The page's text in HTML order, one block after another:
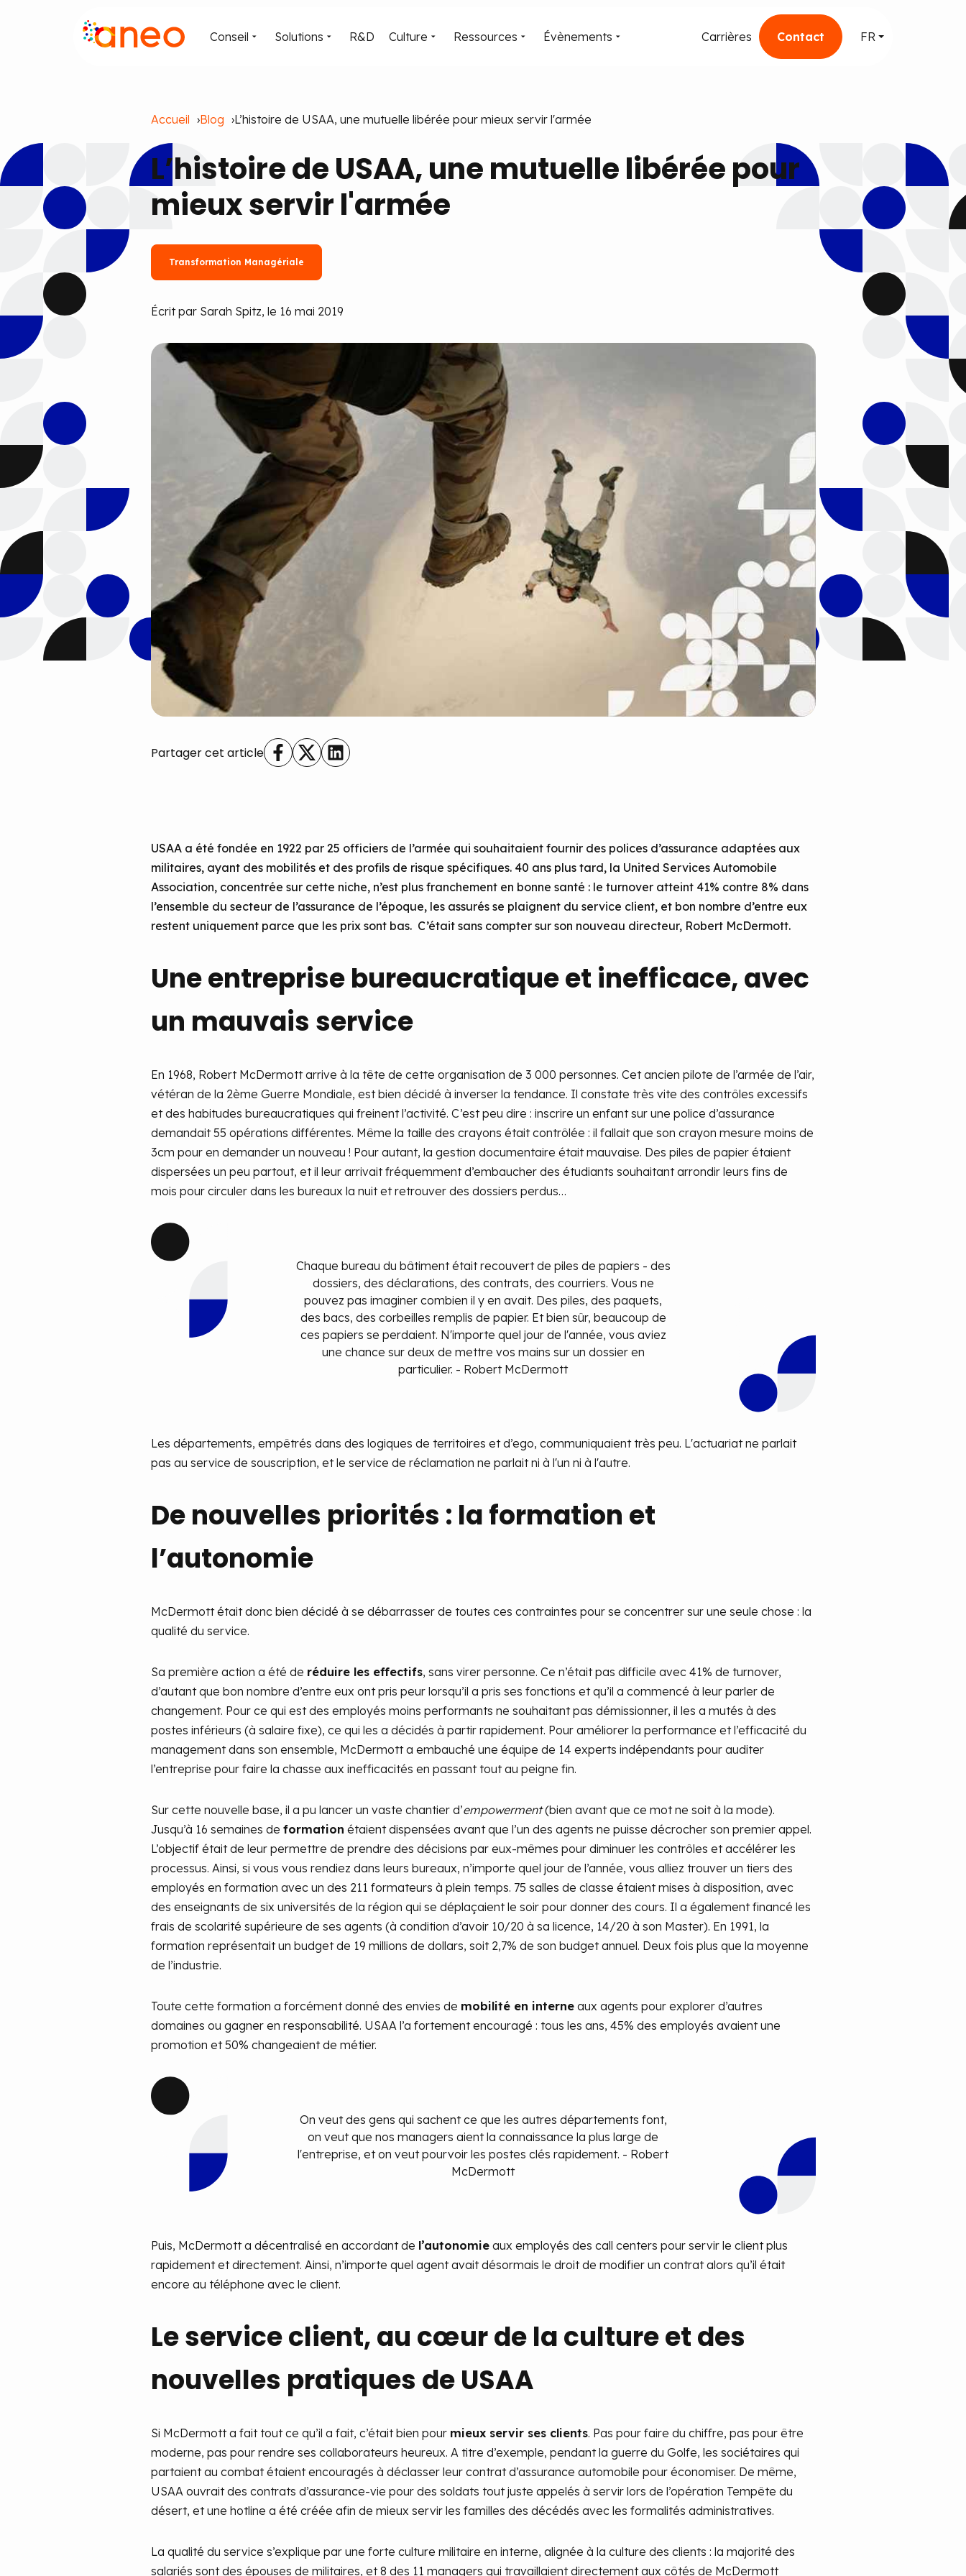
Conseil Solutions R&D Culture Ressources Évènements Carrières Contact FR
Accueil Blog L’histoire de USAA, une mutuelle libérée pour mieux servir l'armée
L’histoire de USAA, une mutuelle libérée pour
mieux servir l'armée
Transformation Managériale
Écrit par Sarah Spitz, le 16 mai 2019
Partager cet article
USAA a été fondée en 1922 par 25 officiers de l’armée qui souhaitaient fournir des polices d’assurance adaptées aux
militaires, ayant des mobilités et des profils de risque spécifiques. 40 ans plus tard, la United Services Automobile
Association, concentrée sur cette niche, n’est plus franchement en bonne santé : le turnover atteint 41% contre 8% dans
l’ensemble du secteur de l’assurance de l’époque, les assurés se plaignent du service client, et bon nombre d’entre eux
restent uniquement parce que les prix sont bas. C’était sans compter sur son nouveau directeur, Robert McDermott.
Une entreprise bureaucratique et inefficace, avec
un mauvais service
En 1968, Robert McDermott arrive à la tête de cette organisation de 3 000 personnes. Cet ancien pilote de l’armée de l’air,
vétéran de la 2ème Guerre Mondiale, est bien décidé à inverser la tendance. Il constate très vite des contrôles excessifs
et des habitudes bureaucratiques qui freinent l’activité. C’est peu dire : inscrire un enfant sur une police d’assurance
demandait 55 opérations différentes. Même la taille des crayons était contrôlée : il fallait que son crayon mesure moins de
3cm pour en demander un nouveau ! Pour autant, la gestion documentaire était mauvaise. Des piles de papier étaient
dispersées un peu partout, et il leur arrivait fréquemment d’embaucher des étudiants souhaitant arrondir leurs fins de
mois pour circuler dans les bureaux la nuit et retrouver des dossiers perdus…
Chaque bureau du bâtiment était recouvert de piles de papiers - des
dossiers, des déclarations, des contrats, des courriers. Vous ne
pouvez pas imaginer combien il y en avait. Des piles, des paquets,
des bacs, des corbeilles remplis de papier. Et bien sûr, beaucoup de
ces papiers se perdaient. N'importe quel jour de l'année, vous aviez
une chance sur deux de mettre vos mains sur un dossier en
particulier. - Robert McDermott
Les départements, empêtrés dans des logiques de territoires et d’ego, communiquaient très peu. L'actuariat ne parlait
pas au service de souscription, et le service de réclamation ne parlait ni à l'un ni à l'autre.
De nouvelles priorités : la formation et
l’autonomie
McDermott était donc bien décidé à se débarrasser de toutes ces contraintes pour se concentrer sur une seule chose : la
qualité du service.
Sa première action a été de réduire les effectifs, sans virer personne. Ce n’était pas difficile avec 41% de turnover,
d’autant que bon nombre d’entre eux ont pris peur lorsqu’il a pris ses fonctions et qu’il a commencé à leur parler de
changement. Pour ce qui est des employés moins performants ne souhaitant pas démissionner, il les a mutés à des
postes inférieurs (à salaire fixe), ce qui les a décidés à partir rapidement. Pour améliorer la performance et l’efficacité du
management dans son ensemble, McDermott a embauché une équipe de 14 experts indépendants pour auditer
l’entreprise pour faire la chasse aux inefficacités en passant tout au peigne fin.
Sur cette nouvelle base, il a pu lancer un vaste chantier d’empowerment(bien avant que ce mot ne soit à la mode).
Jusqu’à 16 semaines de formation étaient dispensées avant que l’un des agents ne puisse décrocher son premier appel.
L’objectif était de leur permettre de prendre des décisions par eux-mêmes pour diminuer les contrôles et accélérer les
processus. Ainsi, si vous vous rendiez dans leurs bureaux, n’importe quel jour de l’année, vous alliez trouver un tiers des
employés en formation avec un des 211 formateurs à plein temps. 75 salles de classe étaient mises à disposition, avec
des enseignants de six universités de la région qui se déplaçaient le soir pour donner des cours. Il a également financé les
frais de scolarité supérieure de ses agents (à condition d’avoir 10/20 à sa licence, 14/20 à son Master). En 1991, la
formation représentait un budget de 19 millions de dollars, soit 2,7% de son budget annuel. Deux fois plus que la moyenne
de l’industrie.
Toute cette formation a forcément donné des envies de mobilité en interneaux agents pour explorer d’autres
domaines ou gagner en responsabilité. USAA l’a fortement encouragé : tous les ans, 45% des employés avaient une
promotion et 50% changeaient de métier.
On veut des gens qui sachent ce que les autres départements font,
on veut que nos managers aient la connaissance la plus large de
l'entreprise, et on veut pourvoir les postes clés rapidement. - Robert
McDermott
Puis, McDermott a décentralisé en accordant de l’autonomieaux employés des call centers pour servir le client plus
rapidement et directement. Ainsi, n’importe quel agent avait désormais le droit de modifier un contrat alors qu’il était
encore au téléphone avec le client.
Le service client, au cœur de la culture et des
nouvelles pratiques de USAA
Si McDermott a fait tout ce qu’il a fait, c’était bien pour mieux servir ses clients. Pas pour faire du chiffre, pas pour être
moderne, pas pour rendre ses collaborateurs heureux. A titre d’exemple, pendant la guerre du Golfe, les sociétaires qui
partaient au combat étaient encouragés à déclasser leur contrat d’assurance automobile pour économiser. De même,
USAA ouvrait des contrats d’assurance-vie pour des soldats tout juste appelés à servir lors de l’opération Tempête du
désert, et une hotline a été créée afin de mieux servir les familles des décédés avec les formalités administratives.
La qualité du service s’explique par une forte culture militaire en interne, alignée à la culture des clients : la majorité des
salariés sont des épouses de militaires, et 8 des 11 managers qui travaillaient directement aux côtés de McDermott